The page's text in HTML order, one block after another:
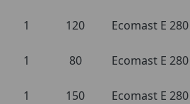
1 120 Ecomast E 280
1 80 Ecomast E 280
1 150
Ecomast E 280